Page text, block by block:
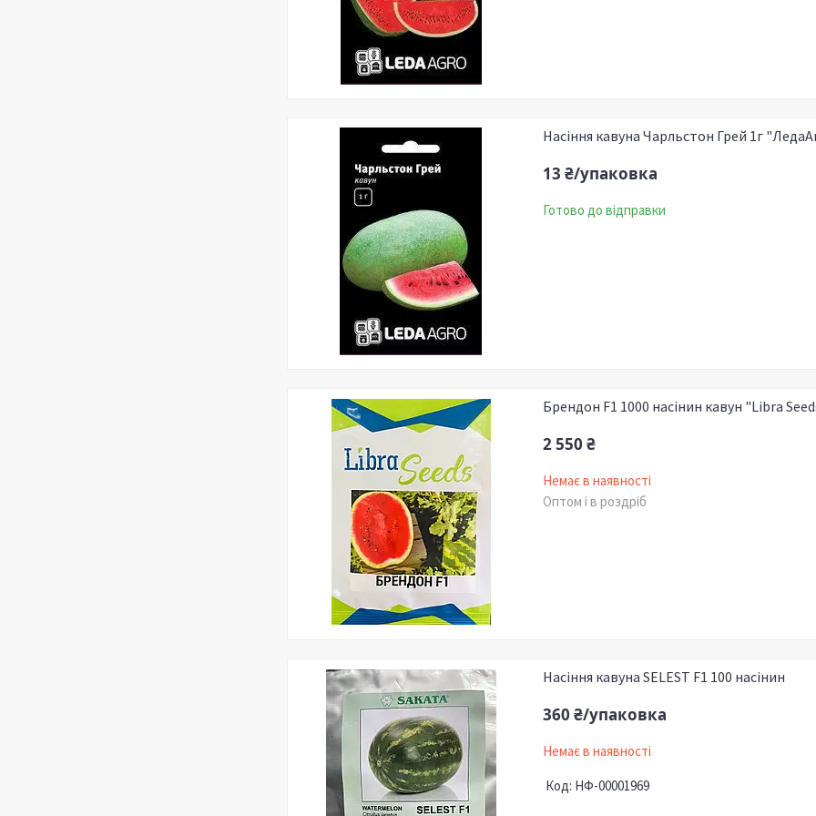
Насіння кавуна Чарльстон Грей 1г
13 ₴/упаковка
Готово до відправки
Брендон F1 1000 насінин кавун "Libra
2 550 ₴
Немає в наявності
Оптом і в роздріб
Насіння кавуна SELEST F1 100 насінин
360 ₴/упаковка
Немає в наявності
НФ-00001969